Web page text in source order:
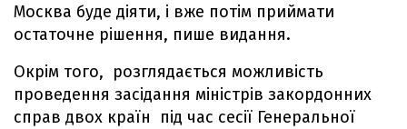
Москва буде діяти, і вже потім приймати
остаточне рішення, пише видання.
Окрім того, розглядається можливість
проведення засідання міністрів закордонних
справ двох країн під час сесії Генеральної